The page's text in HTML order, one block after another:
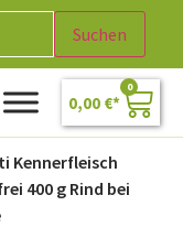
Suchen
0,00 €
0
Kennerfleisch
400 g Rind bei